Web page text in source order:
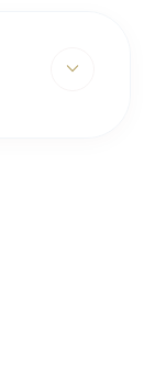
expand_more